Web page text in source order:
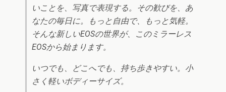
いことを、写真で表現する。その歓びを、あ
なたの毎日に。もっと自由で、もっと気軽。
そんな新しいEOSの世界が、このミラーレス
EOSから始まります。
いつでも、どこへでも、持ち歩きやすい。小
さく軽いボディーサイズ。